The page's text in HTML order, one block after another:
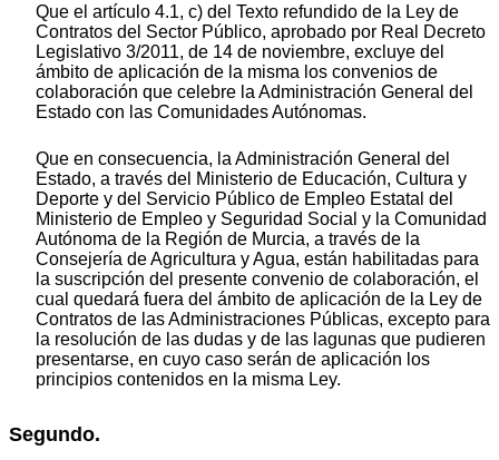
Que el artículo 4.1, c) del Texto refundido de la Ley de
Contratos del Sector Público, aprobado por Real Decreto
Legislativo 3/2011, de 14 de noviembre, excluye del
ámbito de aplicación de la misma los convenios de
colaboración que celebre la Administración General del
Estado con las Comunidades Autónomas.
Que en consecuencia, la Administración General del
Estado, a través del Ministerio de Educación, Cultura y
Deporte y del Servicio Público de Empleo Estatal del
Ministerio de Empleo y Seguridad Social y la Comunidad
Autónoma de la Región de Murcia, a través de la
Consejería de Agricultura y Agua, están habilitadas para
la suscripción del presente convenio de colaboración, el
cual quedará fuera del ámbito de aplicación de la Ley de
Contratos de las Administraciones Públicas, excepto para
la resolución de las dudas y de las lagunas que pudieren
presentarse, en cuyo caso serán de aplicación los
principios contenidos en la misma Ley.
Segundo.